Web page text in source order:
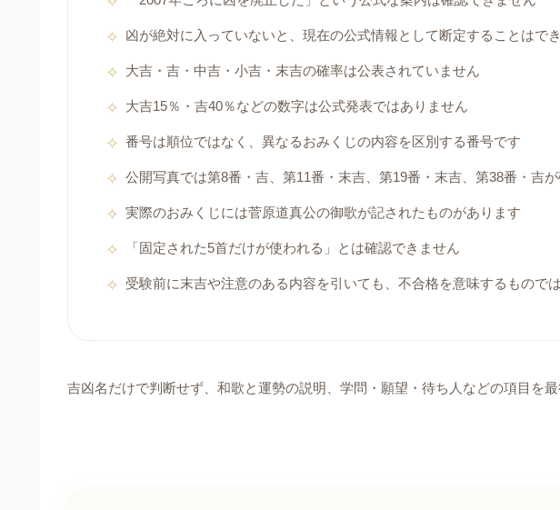
凶が絶対に入っていないと、現在の公式情報として断定することはで
大吉・吉・中吉・小吉・末吉の確率は公表されていません
大吉15％・吉40％などの数字は公式発表ではありません
番号は順位ではなく、異なるおみくじの内容を区別する番号です
公開写真では第8番・吉、第11番・末吉、第19番・末吉、第38番・吉
実際のおみくじには菅原道真公の御歌が記されたものがあります
「固定された5首だけが使われる」とは確認できません
受験前に末吉や注意のある内容を引いても、不合格を意味するもので
吉凶名だけで判断せず、和歌と運勢の説明、学問・願望・待ち人などの項目を最